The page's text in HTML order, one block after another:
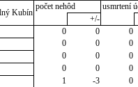
Kubín
počet nehôd
usmrtení
+/-
0 0
0
0 0
0
0 0
0
0 0
0
1 -3
0